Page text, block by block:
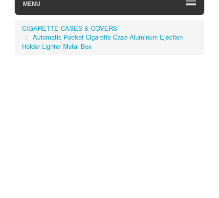
MENU
CIGARETTE CASES & COVERS
Automatic Pocket Cigarette Case Aluminum Ejection
Holder Lighter Metal Box